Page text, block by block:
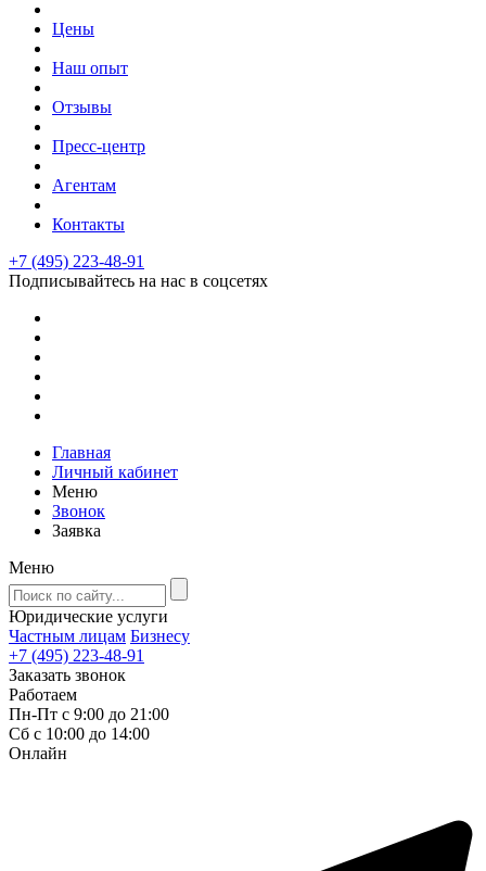
Цены
Наш опыт
Отзывы
Пресс-центр
Агентам
Контакты
+7 (495) 223-48-91
Подписывайтесь на нас в соцсетях
Главная
Личный кабинет
Меню
Звонок
Заявка
Меню
Юридические услуги
Частным лицам Бизнесу
+7 (495) 223-48-91
Заказать звонок
Работаем
Пн-Пт с 9:00 до 21:00
Сб с 10:00 до 14:00
Онлайн